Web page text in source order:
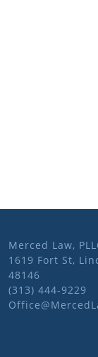
Merced Law,
1619 Fort St,
48146
(313) 444-9229